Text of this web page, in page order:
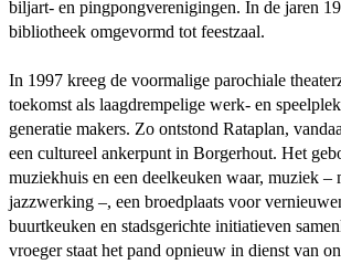
biljart- en pingpongverenigingen. In de jaren
bibliotheek omgevormd tot feestzaal.
In 1997 kreeg de voormalige parochiale
toekomst als laagdrempelige werk- en
generatie makers. Zo ontstond Rataplan,
een cultureel ankerpunt in Borgerhout. Het
muziekhuis en een deelkeuken waar, muziek –
jazzwerking –, een broedplaats voor
buurtkeuken en stadsgerichte initiatieven
vroeger staat het pand opnieuw in dienst van